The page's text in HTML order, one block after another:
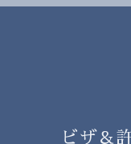
ビザ＆